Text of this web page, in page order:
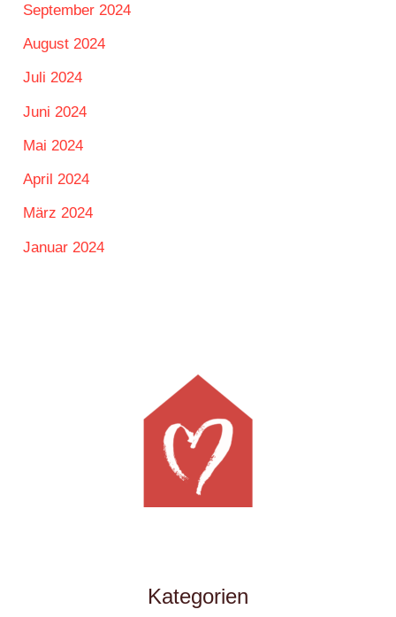
September 2024
August 2024
Juli 2024
Juni 2024
Mai 2024
April 2024
März 2024
Januar 2024
Kategorien